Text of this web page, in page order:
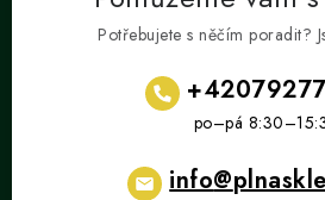
Potřebujete s něčím poradit?
info@